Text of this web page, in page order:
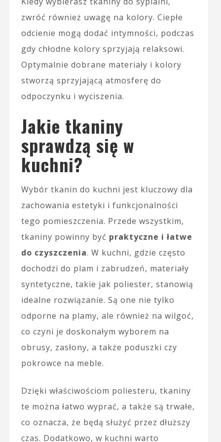
zwróć również uwagę na kolory. Ciepłe
odcienie mogą dodać intymności, podczas
gdy chłodne kolory sprzyjają relaksowi.
Optymalnie dobrane materiały i kolory
stworzą sprzyjającą atmosferę do
odpoczynku i wyciszenia.
Jakie tkaniny
sprawdzą się w
kuchni?
Wybór tkanin do kuchni jest kluczowy dla
zachowania estetyki i funkcjonalności
tego pomieszczenia. Przede wszystkim,
tkaniny powinny być praktyczne i łatwe
do czyszczenia. W kuchni, gdzie często
dochodzi do plam i zabrudzeń, materiały
syntetyczne, takie jak poliester, stanowią
idealne rozwiązanie. Są one nie tylko
odporne na plamy, ale również na wilgoć,
co czyni je doskonałym wyborem na
obrusy, zasłony, a także poduszki czy
pokrowce na meble.
Dzięki właściwościom poliesteru, tkaniny
te można łatwo wyprać, a także są trwałe,
co oznacza, że będą służyć przez dłuższy
czas. Dodatkowo, w kuchni warto